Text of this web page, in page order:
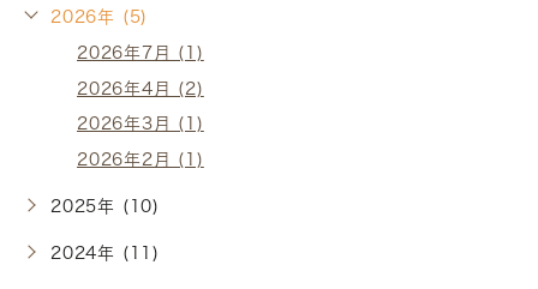
2026年 (5)
2026年7月 (1)
2026年4月 (2)
2026年3月 (1)
2026年2月 (1)
2025年 (10)
2024年 (11)